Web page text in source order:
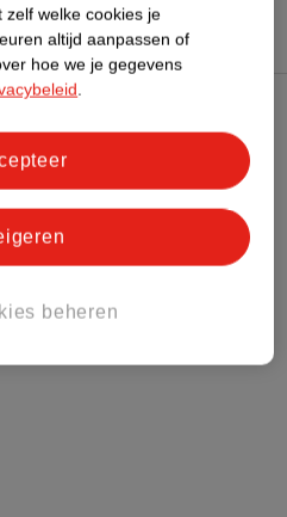
zelf welke cookies je
altijd aanpassen of
hoe we je gegevens
.
beheren